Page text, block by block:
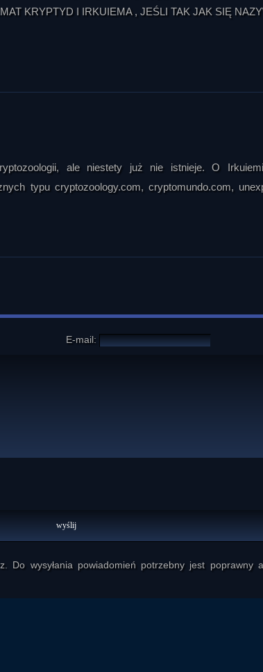
KRYPTYD I IRKUIEMA , JEŚLI TAK JAK SIĘ
ale niestety już nie istnieje. O
typu cryptozoology.com, cryptomundo.com,
E-mail:
Do wysyłania powiadomień potrzebny jest poprawny